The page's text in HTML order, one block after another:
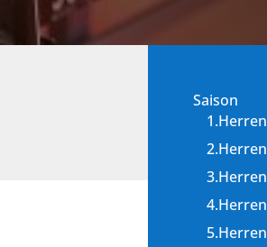
Saison
1.Herren
2.Herren
3.Herren
4.Herren
5.Herren